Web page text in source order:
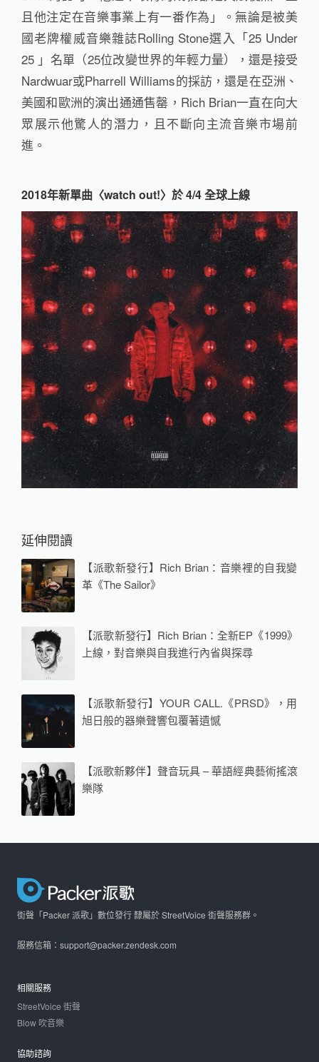
且他注定在音樂事業上有一番作為」。無論是被美
國老牌權威音樂雜誌Rolling Stone選入「25 Under
25 」名單（25位改變世界的年輕力量），還是接受
Nardwuar或Pharrell Williams的採訪，還是在亞洲、
美國和歐洲的演出通通售罄，Rich Brian一直在向大
眾展示他驚人的潛力，且不斷向主流音樂市場前
進。
2018年新單曲〈watch out!〉於 4/4 全球上線
延伸閱讀
【派歌新發行】Rich Brian：音樂裡的自我變
革《The Sailor》
【派歌新發行】Rich Brian：全新EP《1999》
上線，對音樂與自我進行內省與探尋
【派歌新發行】YOUR CALL.《PRSD》，用
旭日般的器樂聲響包覆著遺憾
【派歌新夥伴】聲音玩具 – 華語經典藝術搖滾
樂隊
街聲「Packer 派歌」數位發行 隸屬於 StreetVoice 街聲服務群。
服務信箱：support@packer.zendesk.com
相關服務
StreetVoice 街聲
Blow 吹音樂
協助諮詢